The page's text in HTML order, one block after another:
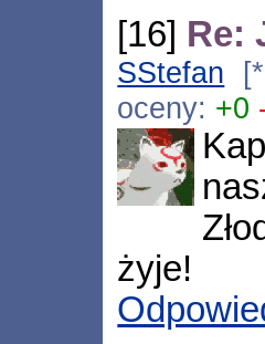
[16] Re:
SStefan
oceny: +0
żyje!